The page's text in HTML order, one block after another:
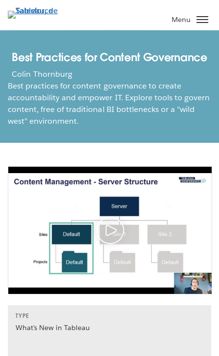
Aller
au
contenu
Menu
Best Practices for Content Governance
Colin Thornburg
Best practices for content governance to create
accountability and empower IT. Explore tools to govern
content, free of traditional BI bottlenecks or a "wild
west" environment.
TYPE
What's New in Tableau